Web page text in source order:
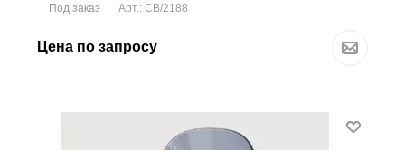
Под заказ Арт.: CB/2188
Цена по запросу